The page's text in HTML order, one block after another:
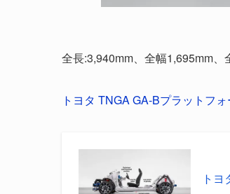
全長:3,940mm、全幅1,695mm、
トヨタ TNGA GA-Bプラットフ
ト